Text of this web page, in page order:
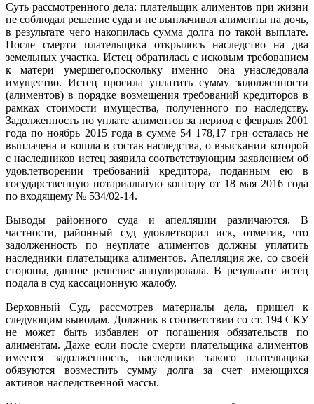
Суть рассмотренного дела: плательщик алиментов при жизни
не соблюдал решение суда и не выплачивал алименты на дочь,
в результате чего накопилась сумма долга по такой выплате.
После смерти плательщика открылось наследство на два
земельных участка. Истец обратилась с исковым требованием
к матери умершего,поскольку именно она унаследовала
имущество. Истец просила уплатить сумму задолженности
(алиментов) в порядке возмещения требований кредиторов в
рамках стоимости имущества, полученного по наследству.
Задолженность по уплате алиментов за период с февраля 2001
года по ноябрь 2015 года в сумме 54 178,17 грн осталась не
выплачена и вошла в состав наследства, о взыскании которой
с наследников истец заявила соответствующим заявлением об
удовлетворении требований кредитора, поданным ею в
государственную нотариальную контору от 18 мая 2016 года
по входящему № 534/02-14.
Выводы районного суда и апелляции различаются. В
частности, районный суд удовлетворил иск, отметив, что
задолженность по неуплате алиментов должны уплатить
наследники плательщика алиментов. Апелляция же, со своей
стороны, данное решение аннулировала. В результате истец
подала в суд кассационную жалобу.
Верховный Суд, рассмотрев материалы дела, пришел к
следующим выводам. Должник в соответствии со ст. 194 СКУ
не может быть избавлен от погашения обязательств по
алиментам. Даже если после смерти плательщика алиментов
имеется задолженность, наследники такого плательщика
обязуются возместить сумму долга за счет имеющихся
активов наследственной массы.